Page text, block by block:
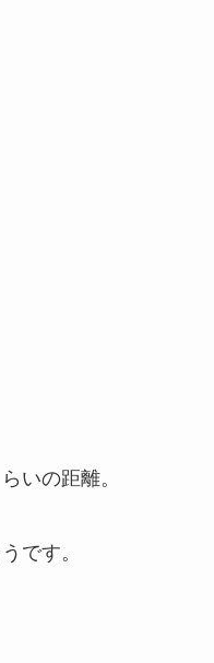
いの距離。
です。